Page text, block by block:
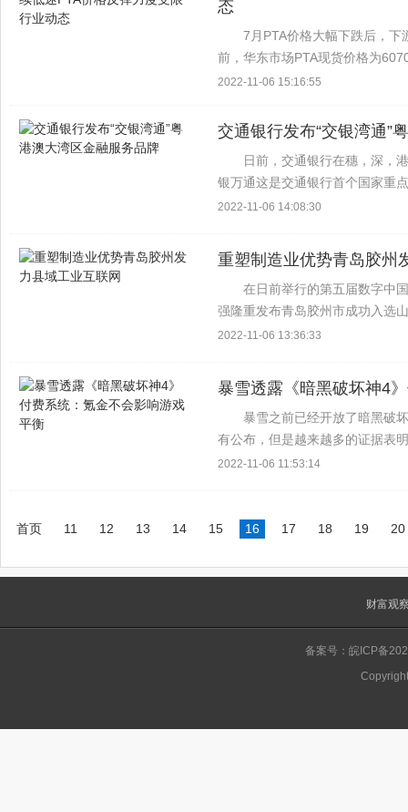
态
7月PTA价格大幅下跌后，下
前，华东市场PTA现货价格为
算日上涨74元/吨 公开信息行业
2022-11-06 15:16:55
交通银行发布“交银湾通”
日前，交通银行在穗，深，
银万通这是交通银行首个国家重
港澳大湾区的新征程 发布会上，
2022-11-06 14:08:30
重塑制造业优势青岛胶州
在日前举行的第五届数字中
强隆重发布青岛胶州市成功入选
有钢结构，服装，轻工等传统工
2022-11-06 13:36:33
暴雪透露《暗黑破坏神4
暴雪之前已经开放了暗黑破
有公布，但是越来越多的证据表
朽》通过P2W模式获得越来越多
2022-11-06 11:53:14
首页 11 12 13 14 15 16 17 18 19 20
财富观
备案号：皖ICP备